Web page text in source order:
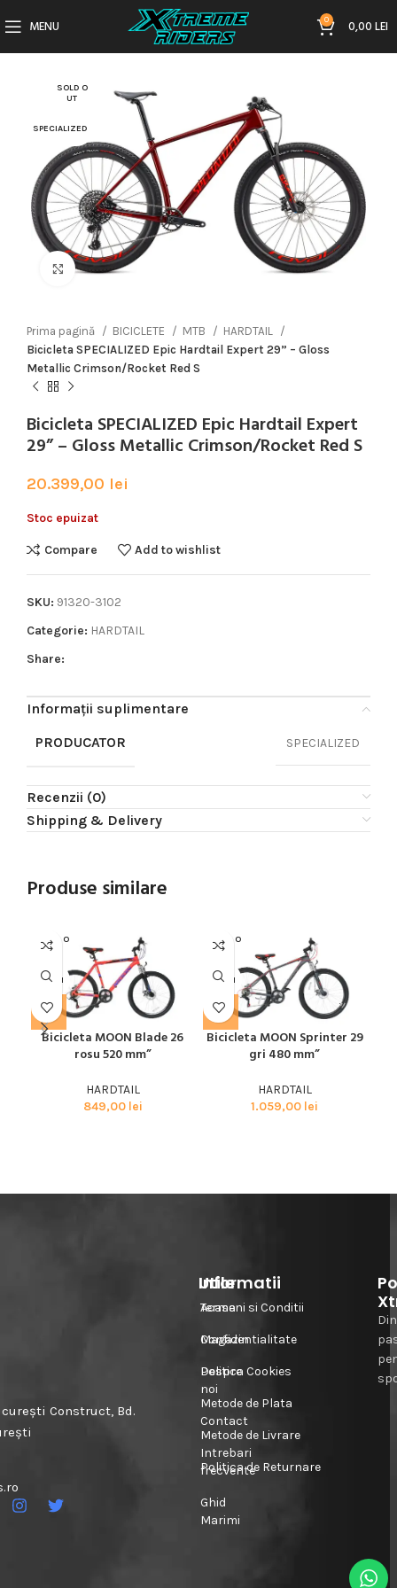
MENU 0 0,00LEI
SOLD O
UT
SPECIALIZED
Click to enlarge
Prima pagină BICICLETE MTB
HARDTAIL
Bicicleta SPECIALIZED Epic Hardtail Expert 29” – Gloss
Metallic Crimson/Rocket Red S
Bicicleta SPECIALIZED Epic Hardtail Expert
29” – Gloss Metallic Crimson/Rocket Red S
20.399,00 lei
Stoc epuizat
Compare Add to wishlist
SKU: 91320-3102
Categorie: HARDTAIL
Share:
Informații suplimentare
PRODUCATOR
SPECIALIZED
Recenzii (0)
Shipping & Delivery
Produse similare
SOLD O
UT
MOON
Bicicleta MOON Blade 26
rosu 520 mm”
HARDTAIL
849,00 lei
SOLD O
UT
MOON
Bicicleta MOON Sprinter 29
gri 480 mm”
HARDTAIL
1.059,00 lei
Construct, Bd.
Informatii
Acasa
Magazin
Despre
noi
Contact
Intrebari
frecvente
Ghid
Marimi
Utile
Termeni si Conditii
Confidentialitate
Politica Cookies
Metode de Plata
Metode de Livrare
Politica de Returnare
Din